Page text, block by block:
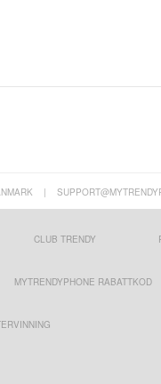
|
CLUB TRENDY
MYTRENDYPHONE RABATTKOD